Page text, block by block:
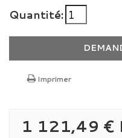
Quantité:
Imprimer
1 121,49 €